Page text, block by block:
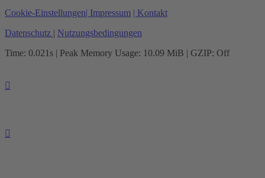
Cookie-Einstellungen| Impressum | Kontakt
Datenschutz | Nutzungsbedingungen
Time: 0.021s | Peak Memory Usage: 10.09 MiB | GZIP: Off